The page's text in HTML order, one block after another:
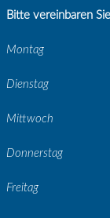
Bitte vereinbaren
Montag
Dienstag
Mittwoch
Donnerstag
Freitag